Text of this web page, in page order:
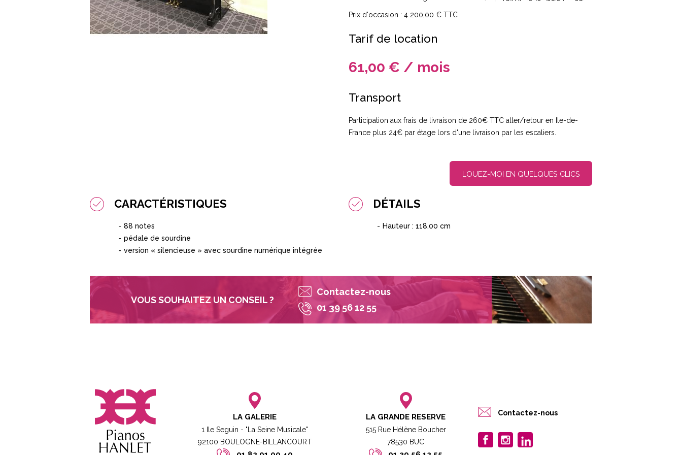
Prix d'occasion : 4 200,00 € TTC
Tarif de location
61,00 € / mois
Transport
Participation aux frais de livraison de 260€ TTC aller/retour en Ile-de-
France plus 24€ par étage lors d'une livraison par les escaliers.
CARACTÉRISTIQUES
88 notes
pédale de sourdine
version « silencieuse » avec sourdine numérique intégrée
DÉTAILS
Hauteur : 118.00 cm
VOUS SOUHAITEZ UN CONSEIL ?
Contactez-nous
01 39 56 12 55
LA GALERIE
1 Ile Seguin - "La Seine Musicale"
92100 BOULOGNE-BILLANCOURT​
LA GRANDE RESERVE
515 Rue Hélène Boucher
78530 BUC​​
Contactez-nous